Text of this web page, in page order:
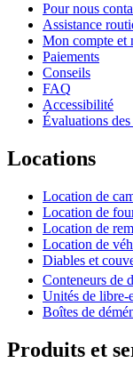
Pour nous
Assistance
Mon compte et
Paiements
Conseils
FAQ
Accessibilité
Évaluations
Locations
Location de
Location de
Location de
Location de
Diables et
Conteneurs de
Unités de libre-
Boîtes de
Produits et